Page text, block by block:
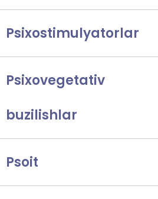
Psixostimulyatorlar
Psixovegetativ
buzilishlar
Psoit